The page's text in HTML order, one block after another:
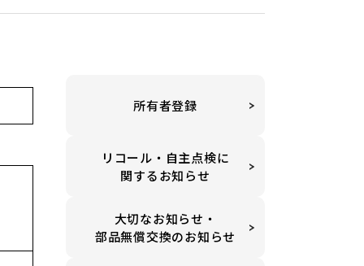
所有者登録
リコール・自主点検に
関するお知らせ
大切なお知らせ・
部品無償交換のお知らせ